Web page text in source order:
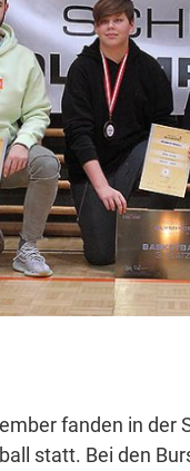
fanden in der
statt. Bei den